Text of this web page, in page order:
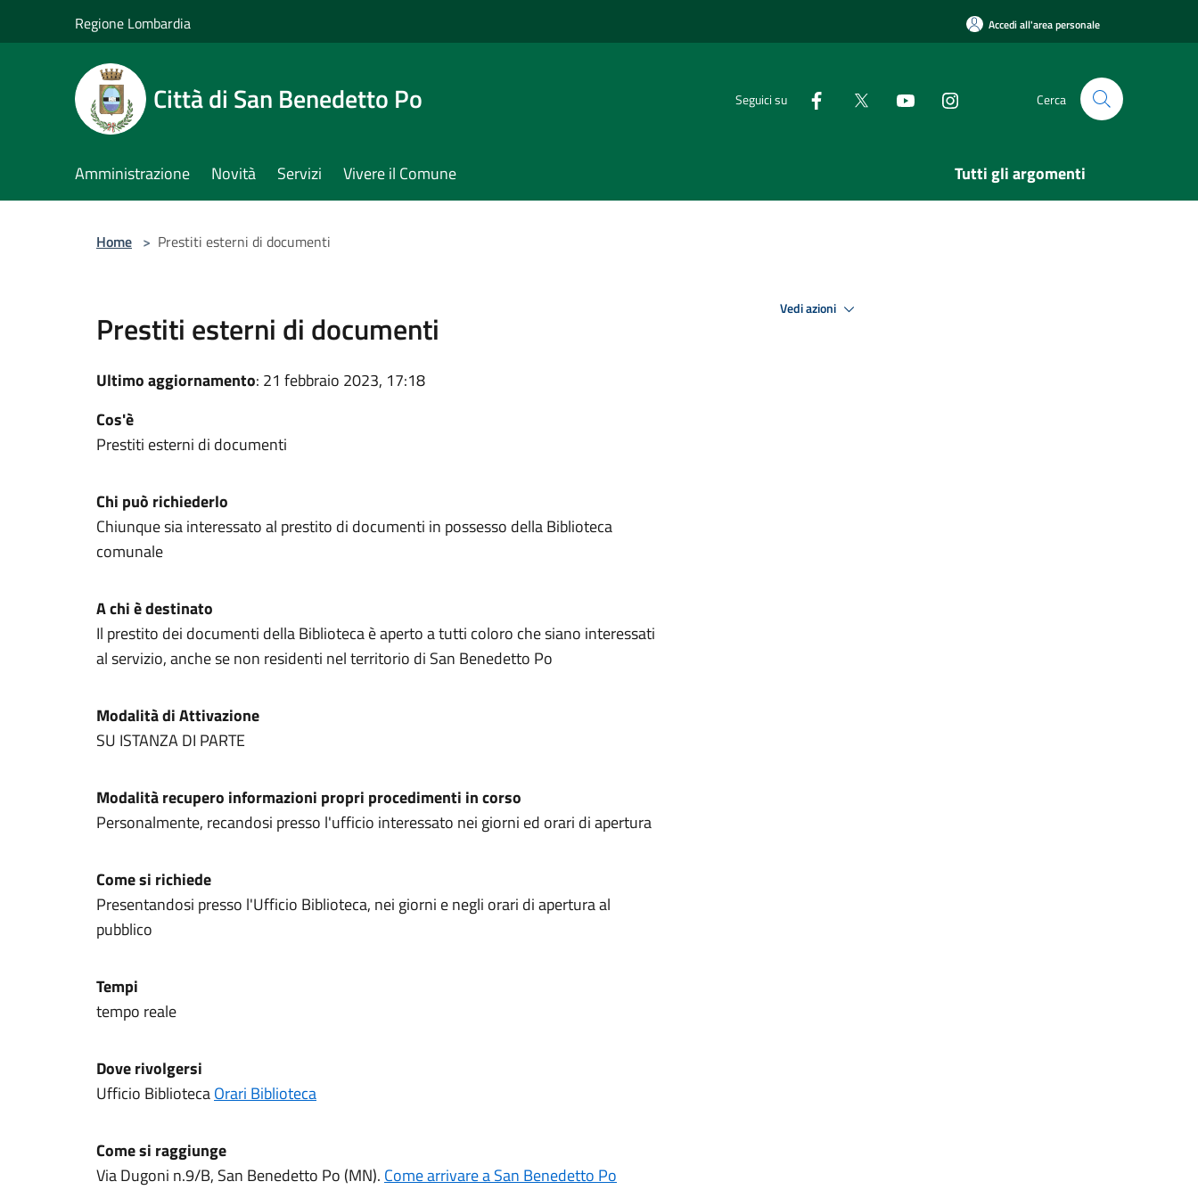
Regione Lombardia Accedi all'area personale
Città di San Benedetto Po Seguici su Cerca
Amministrazione Novità Servizi Vivere il Comune Tutti gli argomenti
Home > Prestiti esterni di documenti
Prestiti esterni di documenti
Ultimo aggiornamento: 21 febbraio 2023, 17:18
Cos'è
Prestiti esterni di documenti
Chi può richiederlo
Chiunque sia interessato al prestito di documenti in possesso della Biblioteca
comunale
A chi è destinato
Il prestito dei documenti della Biblioteca è aperto a tutti coloro che siano interessati
al servizio, anche se non residenti nel territorio di San Benedetto Po
Modalità di Attivazione
SU ISTANZA DI PARTE
Modalità recupero informazioni propri procedimenti in corso
Personalmente, recandosi presso l'ufficio interessato nei giorni ed orari di apertura
Come si richiede
Presentandosi presso l'Ufficio Biblioteca, nei giorni e negli orari di apertura al
pubblico
Tempi
tempo reale
Dove rivolgersi
Ufficio BibliotecaOrari Biblioteca
Come si raggiunge
Via Dugoni n.9/B, San Benedetto Po (MN). Come arrivare a San Benedetto Po
Vedi azioni